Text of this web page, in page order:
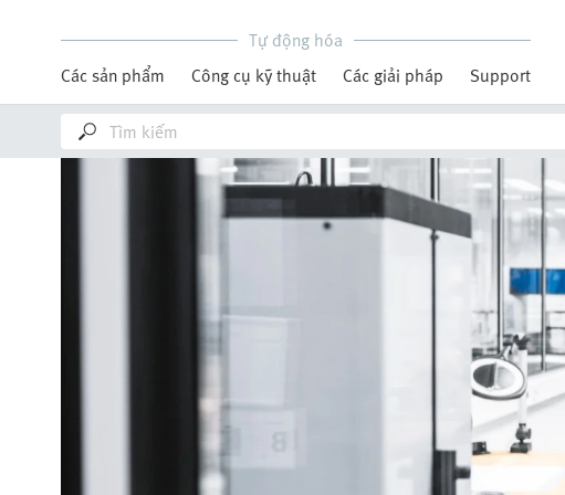
Tự động hóa
Các sản phẩm
Công cụ kỹ thuật Các giải pháp Support